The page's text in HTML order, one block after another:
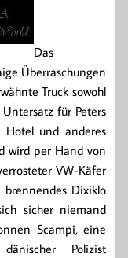
Das
Überraschungen
Truck sowohl
für Peters
und anderes
wird per Hand von
VW-Käfer
Dixiklo
sicher niemand
Scampi, eine
Polizist